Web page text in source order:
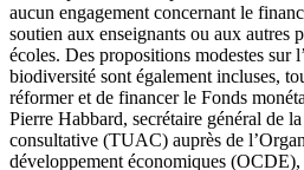
aucun engagement concernant le
soutien aux enseignants ou aux autres
écoles. Des propositions modestes sur
biodiversité sont également incluses,
réformer et de financer le Fonds
Pierre Habbard, secrétaire général de
consultative (TUAC) auprès de
développement économiques